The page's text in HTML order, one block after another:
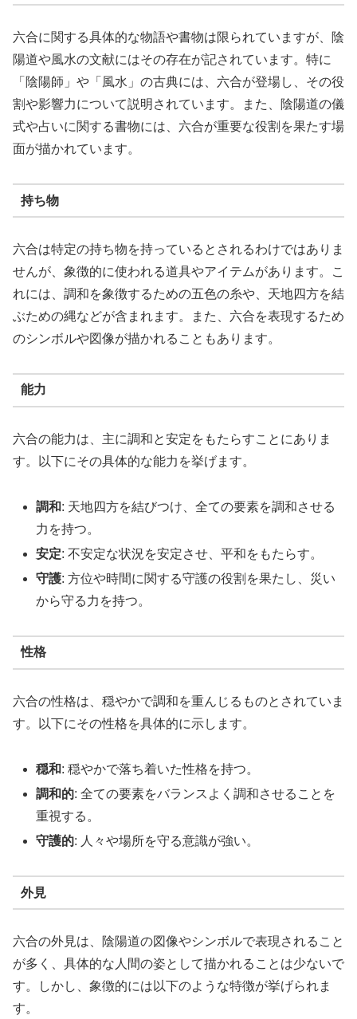
六合に関する具体的な物語や書物は限られていますが、陰
陽道や風水の文献にはその存在が記されています。特に
「陰陽師」や「風水」の古典には、六合が登場し、その役
割や影響力について説明されています。また、陰陽道の儀
式や占いに関する書物には、六合が重要な役割を果たす場
面が描かれています。
持ち物
六合は特定の持ち物を持っているとされるわけではありま
せんが、象徴的に使われる道具やアイテムがあります。こ
れには、調和を象徴するための五色の糸や、天地四方を結
ぶための縄などが含まれます。また、六合を表現するため
のシンボルや図像が描かれることもあります。
能力
六合の能力は、主に調和と安定をもたらすことにありま
す。以下にその具体的な能力を挙げます。
調和: 天地四方を結びつけ、全ての要素を調和させる
力を持つ。
安定: 不安定な状況を安定させ、平和をもたらす。
守護: 方位や時間に関する守護の役割を果たし、災い
から守る力を持つ。
性格
六合の性格は、穏やかで調和を重んじるものとされていま
す。以下にその性格を具体的に示します。
穏和: 穏やかで落ち着いた性格を持つ。
調和的: 全ての要素をバランスよく調和させることを
重視する。
守護的: 人々や場所を守る意識が強い。
外見
六合の外見は、陰陽道の図像やシンボルで表現されること
が多く、具体的な人間の姿として描かれることは少ないで
す。しかし、象徴的には以下のような特徴が挙げられま
す。